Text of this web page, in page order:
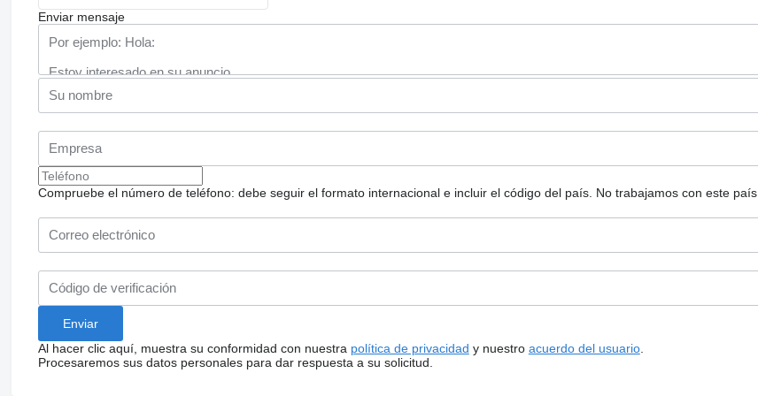
Enviar mensaje
Compruebe el número de teléfono: debe seguir el formato internacional e incluir el código del país. No trabajamos con este país
Al hacer clic aquí, muestra su conformidad con nuestra política de privacidad y nuestro acuerdo del usuario.
Procesaremos sus datos personales para dar respuesta a su solicitud.